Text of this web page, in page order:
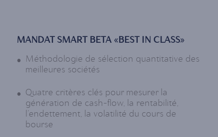
MANDAT SMART BETA «BEST IN CLASS»
Méthodologie de sélection quantitative des
meilleures sociétés
Quatre critères clés pour mesurer la
génération de cash-flow, la rentabilité,
l’endettement, la volatilité du cours de
bourse